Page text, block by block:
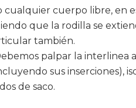
cualquier cuerpo libre, en
que la rodilla se
también.
palpar la
sus inserciones),
de saco.